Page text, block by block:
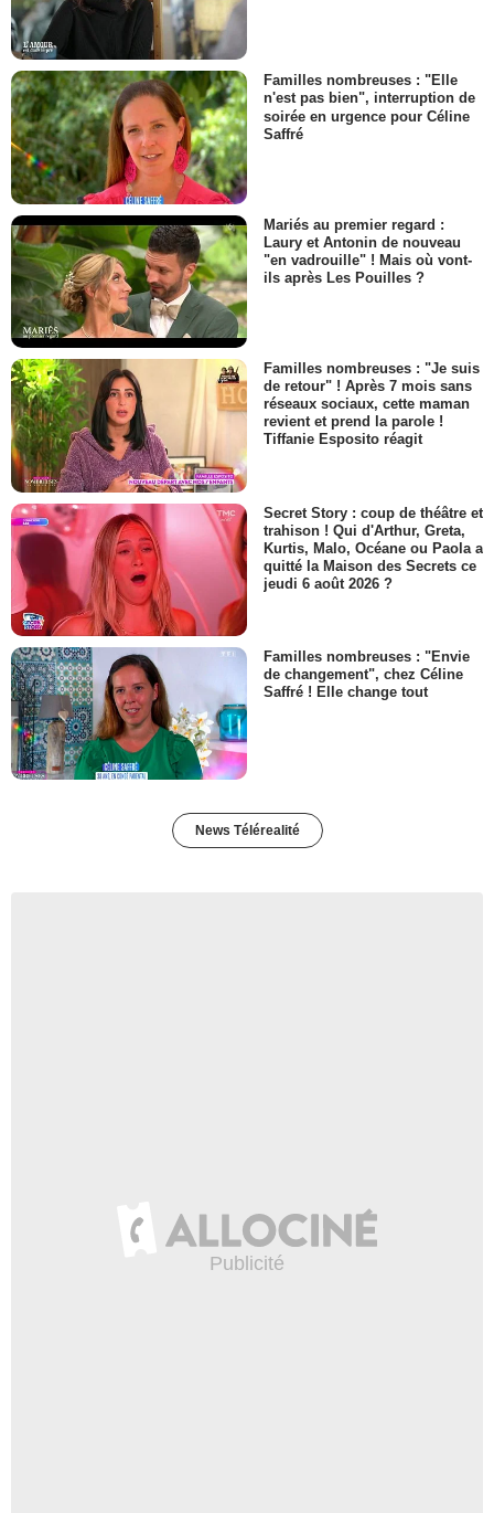
Familles nombreuses : "Elle
n'est pas bien", interruption de
soirée en urgence pour Céline
Saffré
Mariés au premier regard :
Laury et Antonin de nouveau
"en vadrouille" ! Mais où vont-
ils après Les Pouilles ?
Familles nombreuses : "Je suis
de retour" ! Après 7 mois sans
réseaux sociaux, cette maman
revient et prend la parole !
Tiffanie Esposito réagit
Secret Story : coup de théâtre et
trahison ! Qui d'Arthur, Greta,
Kurtis, Malo, Océane ou Paola a
quitté la Maison des Secrets ce
jeudi 6 août 2026 ?
Familles nombreuses : "Envie
de changement", chez Céline
Saffré ! Elle change tout
News Télérealité